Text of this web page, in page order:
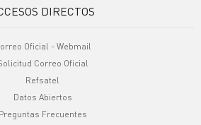
DIRECTOS
Oficial - Webmail
Correo Oficial
Refsatel
Datos Abiertos
Preguntas Frecuentes